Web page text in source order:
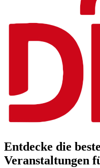
Entdecke die
Veranstaltungen